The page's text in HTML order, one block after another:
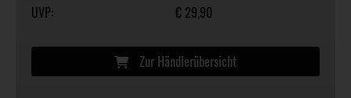
UVP: € 29,90
Zur Händlerübersicht